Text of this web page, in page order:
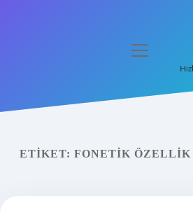
Yasal Uyarı
menüyü
ETIKET: FONETIK ÖZELLIK